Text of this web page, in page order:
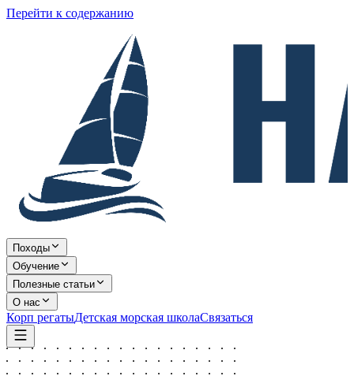
Перейти к содержанию
Походы
Обучение
Полезные статьи
О нас
Корп регатыДетская морская школаСвязаться